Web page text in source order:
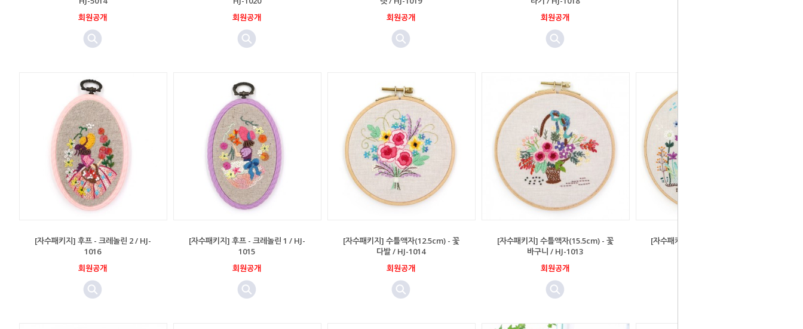
회원공개
회원공개
회원공개
회원공개
[자수패키지] 후프 - 크레놀린 2 / HJ-
1016
회원공개
[자수패키지] 후프 - 크레놀린 1 / HJ-
1015
회원공개
[자수패키지] 수틀액자(12.5cm) - 꽃
다발 / HJ-1014
회원공개
[자수패키지] 수틀액자(15.5cm) - 꽃
바구니 / HJ-1013
회원공개
[자수패키지] 수틀액자(18cm) - 플라